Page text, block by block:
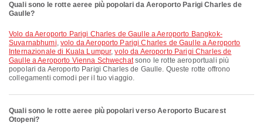
Quali sono le rotte aeree più popolari da Aeroporto Parigi Charles de
Gaulle?
volo da Aeroporto Parigi Charles de Gaulle a Aeroporto Bangkok-
Suvarnabhumi, volo da Aeroporto Parigi Charles de Gaulle a Aeroporto
Internazionale di Kuala Lumpur,volo da Aeroporto Parigi Charles de
Gaulle a Aeroporto Vienna Schwechatsono le rotte aeroportuali più
popolari da Aeroporto Parigi Charles de Gaulle. Queste rotte offrono
collegamenti comodi per il tuo viaggio.
Quali sono le rotte aeree più popolari verso Aeroporto Bucarest
Otopeni?